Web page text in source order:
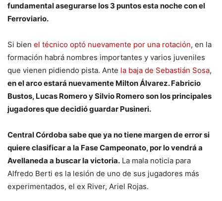
fundamental asegurarse los 3 puntos esta noche con el
Ferroviario.
Si bien el técnico optó nuevamente por una rotación, en la
formación habrá nombres importantes y varios juveniles
que vienen pidiendo pista. Ante la baja de Sebastián Sosa,
en el arco estará nuevamente Milton Álvarez. Fabricio
Bustos, Lucas Romero y Silvio Romero son los principales
jugadores que decidió guardar Pusineri.
Central Córdoba sabe que ya no tiene margen de error si
quiere clasificar a la Fase Campeonato, por lo vendrá a
Avellaneda a buscar la victoria. La mala noticia para
Alfredo Berti es la lesión de uno de sus jugadores más
experimentados, el ex River, Ariel Rojas.